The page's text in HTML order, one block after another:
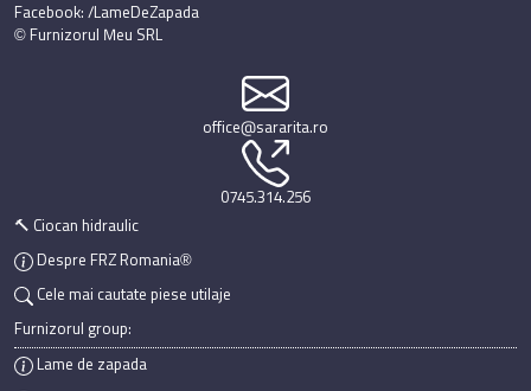
Facebook: /LameDeZapada
© Furnizorul Meu SRL
office@sararita.ro
0745.314.256
🔨 Ciocan hidraulic
Despre FRZ Romania®
Cele mai cautate piese utilaje
Furnizorul group:
Lame de zapada